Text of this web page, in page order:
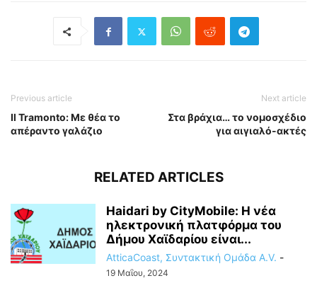
Previous article
Il Tramonto: Με θέα το
απέραντο γαλάζιο
Next article
Στα βράχια… το νομοσχέδιο
για αιγιαλό-ακτές
RELATED ARTICLES
Haidari by CityMobile: Η νέα
ηλεκτρονική πλατφόρμα του
Δήμου Χαϊδαρίου είναι...
AtticaCoast, Συντακτική Ομάδα A.V. -
19 Μαΐου, 2024